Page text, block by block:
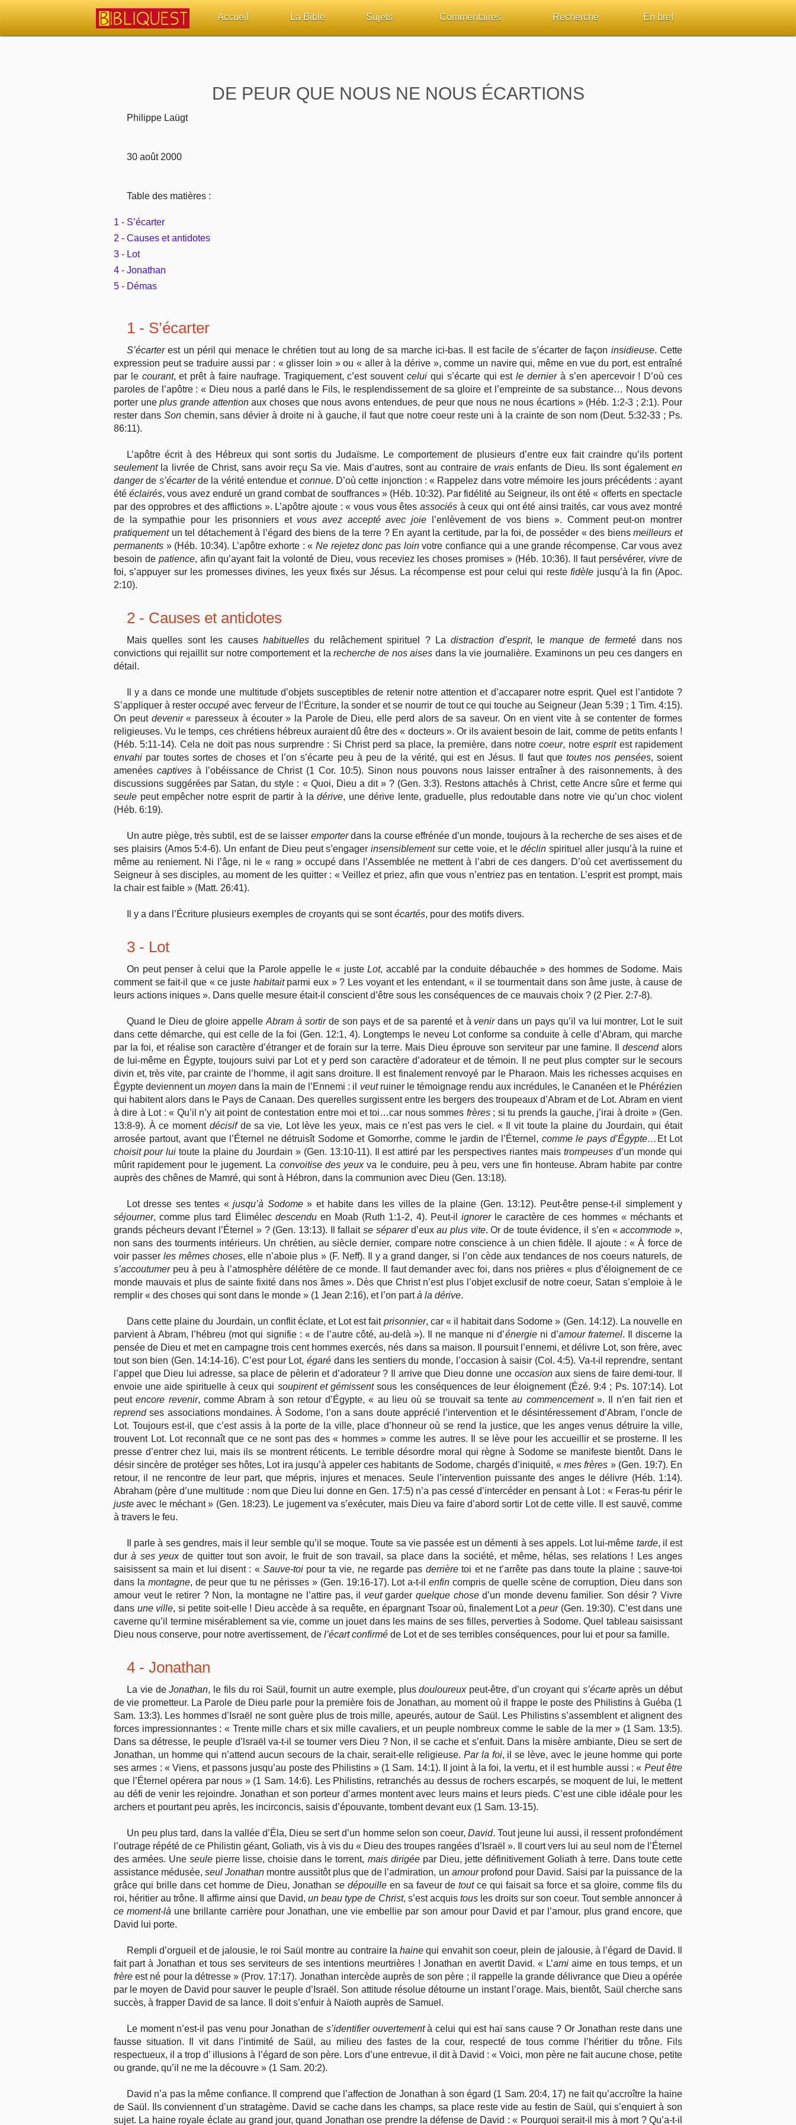
Accueil
Outils
La Bible Sujets
Sujets de A à Z
Commentaires Recherche En bref
DE PEUR QUE NOUS NE NOUS ÉCARTIONS
Philippe Laügt
Table des matières :
1 - S’écarter
2 - Causes et antidotes
3 - Lot
4 - Jonathan
5 - Démas
1 - S’écarter
S’écarterest un péril qui menace le chrétien tout au long de sa marche ici-bas. Il est facile de s’écarter de façon insidieuse. Cette
expression peut se traduire aussi par : « glisser loin » ou « aller à la dérive », comme un navire qui, même en vue du port, est entraîné
par le courant, et prêt à faire naufrage. Tragiquement, c’est souventcelui qui s’écarte qui estle dernierà s’en apercevoir ! D’où ces
paroles de l’apôtre : « Dieu nous a parlé dans le Fils, le resplendissement de sa gloire et l’empreinte de sa substance… Nous devons
porter uneplus grande attentionaux choses que nous avons entendues, de peur que nous ne nous écartions » (Héb. 1:2-3 ; 2:1). Pour
rester dans Sonchemin, sans dévier à droite ni à gauche, il faut que notre coeur reste uni à la crainte de son nom (Deut. 5:32-33 ; Ps.
86:11).
L’apôtre écrit à des Hébreux qui sont sortis du Judaïsme. Le comportement de plusieurs d’entre eux fait craindre qu’ils portent
seulementla livrée de Christ, sans avoir reçu Sa vie. Mais d’autres, sont au contraire de vrais enfants de Dieu. Ils sont égalementen
dangerde s’écarterde la vérité entendue et connue. D’où cette injonction : « Rappelez dans votre mémoire les jours précédents : ayant
étééclairés, vous avez enduré un grand combat de souffrances » (Héb. 10:32). Par fidélité au Seigneur, ils ont été « offerts en spectacle
par des opprobres et des afflictions ». L’apôtre ajoute : « vous vous êtes associésà ceux qui ont été ainsi traités, car vous avez montré
de la sympathie pour les prisonniers et vous avez accepté avec joiel’enlèvement de vos biens ». Comment peut-on montrer
pratiquementun tel détachement à l’égard des biens de la terre ? En ayant la certitude, par la foi, de posséder « des biensmeilleurs et
permanents » (Héb. 10:34). L’apôtre exhorte : «Ne rejetez donc pas loinvotre confiance qui a une grande récompense. Car vous avez
besoin de patience, afin qu’ayant fait la volonté de Dieu, vous receviez les choses promises » (Héb. 10:36). Il faut persévérer, vivre de
foi, s’appuyer sur les promesses divines, les yeux fixés sur Jésus. La récompense est pour celui qui restefidèle jusqu’à la fin (Apoc.
2:10).
2 - Causes et antidotes
Mais quelles sont les causes habituellesdu relâchement spirituel ? Ladistraction d’esprit, lemanque de fermeté dans nos
convictions qui rejaillit sur notre comportement et larecherche de nos aisesdans la vie journalière. Examinons un peu ces dangers en
détail.
Il y a dans ce monde une multitude d’objets susceptibles de retenir notre attention et d’accaparer notre esprit. Quel est l’antidote ?
S’appliquer à resteroccupé avec ferveur de l’Écriture, la sonder et se nourrir de tout ce qui touche au Seigneur (Jean 5:39 ; 1 Tim. 4:15).
On peut devenir« paresseux à écouter » la Parole de Dieu, elle perd alors de sa saveur. On en vient vite à se contenter de formes
religieuses. Vu le temps, ces chrétiens hébreux auraient dû être des « docteurs ». Or ils avaient besoin de lait, comme de petits enfants !
(Héb. 5:11-14). Cela ne doit pas nous surprendre : Si Christ perd sa place, la première, dans notrecoeur, notreespritest rapidement
envahi par toutes sortes de choses et l’on s’écarte peu à peu de la vérité, qui est en Jésus. Il faut quetoutes nos pensées, soient
amenées captivesà l’obéissance de Christ (1 Cor. 10:5). Sinon nous pouvons nous laisser entraîner à des raisonnements, à des
discussions suggérées par Satan, du style : « Quoi, Dieu a dit » ? (Gen. 3:3). Restons attachés à Christ, cette Ancre sûre et ferme qui
seule peut empêcher notre esprit de partir à ladérive, une dérive lente, graduelle, plus redoutable dans notre vie qu’un choc violent
(Héb. 6:19).
Un autre piège, très subtil, est de se laisser emporterdans la course effrénée d’un monde, toujours à la recherche de ses aises et de
ses plaisirs (Amos 5:4-6). Un enfant de Dieu peut s’engagerinsensiblementsur cette voie, et ledéclin spirituel aller jusqu’à la ruine et
même au reniement. Ni l’âge, ni le « rang » occupé dans l’Assemblée ne mettent à l’abri de ces dangers. D’où cet avertissement du
Seigneur à ses disciples, au moment de les quitter : « Veillez et priez, afin que vous n’entriez pas en tentation. L’esprit est prompt, mais
la chair est faible » (Matt. 26:41).
Il y a dans l’Écriture plusieurs exemples de croyants qui se sontécartés, pour des motifs divers.
3 - Lot
On peut penser à celui que la Parole appelle le « justeLot, accablé par la conduite débauchée » des hommes de Sodome. Mais
comment se fait-il que « ce juste habitaitparmi eux » ? Les voyant et les entendant, « il se tourmentait dans son âme juste, à cause de
leurs actions iniques ». Dans quelle mesure était-il conscient d’être sous les conséquences de ce mauvais choix ? (2 Pier. 2:7-8).
Quand le Dieu de gloire appelleAbram à sortirde son pays et de sa parenté et à venirdans un pays qu’il va lui montrer, Lot le suit
dans cette démarche, qui est celle de la foi (Gen. 12:1, 4). Longtemps le neveu Lot conforme sa conduite à celle d’Abram, qui marche
par la foi, et réalise son caractère d’étranger et de forain sur la terre. Mais Dieu éprouve son serviteur par une famine. Ildescendalors
de lui-même en Égypte, toujours suivi par Lot et y perd son caractère d’adorateur et de témoin. Il ne peut plus compter sur le secours
divin et, très vite, par crainte de l’homme, il agit sans droiture. Il est finalement renvoyé par le Pharaon. Mais les richesses acquises en
Égypte deviennent unmoyen dans la main de l’Ennemi : il veutruiner le témoignage rendu aux incrédules, le Cananéen et le Phérézien
qui habitent alors dans le Pays de Canaan. Des querelles surgissent entre les bergers des troupeaux d’Abram et de Lot. Abram en vient
à dire à Lot : « Qu’il n’y ait point de contestation entre moi et toi…car nous sommes frères; si tu prends la gauche, j’irai à droite » (Gen.
13:8-9). À ce moment décisif de sa vie, Lot lève les yeux, mais ce n’est pas vers le ciel. « Il vit toute la plaine du Jourdain, qui était
arrosée partout, avant que l’Éternel ne détruisît Sodome et Gomorrhe, comme le jardin de l’Éternel, comme le pays d’Égypte… Et Lot
choisit pour luitoute la plaine du Jourdain » (Gen. 13:10-11). Il est attiré par les perspectives riantes maistrompeuses d’un monde qui
mûrit rapidement pour le jugement. La convoitise des yeuxva le conduire, peu à peu, vers une fin honteuse. Abram habite par contre
auprès des chênes de Mamré, qui sont à Hébron, dans la communion avec Dieu (Gen. 13:18).
Lot dresse ses tentes «jusqu’à Sodome» et habite dans les villes de la plaine (Gen. 13:12). Peut-être pense-t-il simplement y
séjourner, comme plus tard Élimélec descenduen Moab (Ruth 1:1-2, 4). Peut-il ignorerle caractère de ces hommes « méchants et
grands pécheurs devant l’Éternel » ? (Gen. 13:13). Il fallaitse séparerd’euxau plus vite. Or de toute évidence, il s’en «accommode »,
non sans des tourments intérieurs. Un chrétien, au siècle dernier, compare notre conscience à un chien fidèle. Il ajoute : « À force de
voir passer les mêmes choses, elle n’aboie plus » (F. Neff). Il y a grand danger, si l’on cède aux tendances de nos coeurs naturels, de
s’accoutumerpeu à peu à l’atmosphère délétère de ce monde. Il faut demander avec foi, dans nos prières « plus d’éloignement de ce
monde mauvais et plus de sainte fixité dans nos âmes ». Dès que Christ n’est plus l’objet exclusif de notre coeur, Satan s’emploie à le
remplir « des choses qui sont dans le monde » (1 Jean 2:16), et l’on partà la dérive.
Dans cette plaine du Jourdain, un conflit éclate, et Lot est fait prisonnier, car « il habitait dans Sodome » (Gen. 14:12). La nouvelle en
parvient à Abram, l’hébreu (mot qui signifie : « de l’autre côté, au-delà »). Il ne manque ni d’énergieni d’amour fraternel. Il discerne la
pensée de Dieu et met en campagne trois cent hommes exercés, nés dans sa maison. Il poursuit l’ennemi, et délivre Lot, son frère, avec
tout son bien (Gen. 14:14-16). C’est pour Lot, égarédans les sentiers du monde, l’occasion à saisir (Col. 4:5). Va-t-il reprendre, sentant
l’appel que Dieu lui adresse, sa place de pèlerin et d’adorateur ? Il arrive que Dieu donne une occasionaux siens de faire demi-tour.
envoie une aide spirituelle à ceux qui soupirent et gémissentsous les conséquences de leur éloignement (Ézé. 9:4 ; Ps. 107:14). Lot
peutencore revenir, comme Abram à son retour d’Égypte, « au lieu où se trouvait sa tenteau commencement». Il n’en fait rien et
reprendses associations mondaines. À Sodome, l’on a sans doute apprécié l’intervention et le désintéressement d’Abram, l’oncle de
Lot. Toujours est-il, que c’est assis à la porte de la ville, place d’honneur où se rend la justice, que les anges venus détruire la ville,
trouvent Lot. Lot reconnaît que ce ne sont pas des « hommes » comme les autres. Il se lève pour les accueillir et se prosterne. Il les
presse d’entrer chez lui, mais ils se montrent réticents. Le terrible désordre moral qui règne à Sodome se manifeste bientôt. Dans le
désir sincère de protéger ses hôtes, Lot ira jusqu’à appeler ces habitants de Sodome, chargés d’iniquité, « mes frères » (Gen. 19:7). En
retour, il ne rencontre de leur part, que mépris, injures et menaces. Seule l’intervention puissante des anges le délivre (Héb. 1:14).
Abraham (père d’une multitude : nom que Dieu lui donne en Gen. 17:5) n’a pas cessé d’intercéder en pensant à Lot : « Feras-tu périr le
justeavec le méchant » (Gen. 18:23). Le jugement va s’exécuter, mais Dieu va faire d’abord sortir Lot de cette ville. Il est sauvé, comme
à travers le feu.
Il parle à ses gendres, mais il leur semble qu’il se moque. Toute sa vie passée est un démenti à ses appels. Lot lui-même tarde, il est
durà ses yeuxde quitter tout son avoir, le fruit de son travail, sa place dans la société, et même, hélas, ses relations ! Les anges
saisissent sa main et lui disent : «Sauve-toi pour ta vie, ne regarde pas derrièretoi et ne t’arrête pas dans toute la plaine ; sauve-toi
dans la montagne, de peur que tu ne périsses » (Gen. 19:16-17). Lot a-t-ilenfin compris de quelle scène de corruption, Dieu dans son
amour veut le retirer ? Non, la montagne ne l’attire pas, il veutgarderquelque chosed’un monde devenu familier. Son désir ? Vivre
dans une ville, si petite soit-elle ! Dieu accède à sa requête, en épargnant Tsoar où, finalement Lot apeur(Gen. 19:30). C’est dans une
caverne qu’il termine misérablement sa vie, comme un jouet dans les mains de ses filles, perverties à Sodome. Quel tableau saisissant
Dieu nous conserve, pour notre avertissement, de l’écart confirmé de Lot et de ses terribles conséquences, pour lui et pour sa famille.
4 - Jonathan
La vie deJonathan, le fils du roi Saül, fournit un autre exemple, plusdouloureuxpeut-être, d’un croyant qui s’écarteaprès un début
de vie prometteur. La Parole de Dieu parle pour la première fois de Jonathan, au moment où il frappe le poste des Philistins à Guéba (1
Sam. 13:3). Les hommes d’Israël ne sont guère plus de trois mille, apeurés, autour de Saül. Les Philistins s’assemblent et alignent des
forces impressionnantes : « Trente mille chars et six mille cavaliers, et un peuple nombreux comme le sable de la mer » (1 Sam. 13:5).
Dans sa détresse, le peuple d’lsraël va-t-il se tourner vers Dieu ? Non, il se cache et s’enfuit. Dans la misère ambiante, Dieu se sert de
Jonathan, un homme qui n’attend aucun secours de la chair, serait-elle religieuse. Par la foi, il se lève, avec le jeune homme qui porte
ses armes : « Viens, et passons jusqu’au poste des Philistins » (1 Sam. 14:1). Il joint à la foi, la vertu, et il est humble aussi : « Peut être
que l’Éternel opérera par nous » (1 Sam. 14:6). Les Philistins, retranchés au dessus de rochers escarpés, se moquent de lui, le mettent
au défi de venir les rejoindre. Jonathan et son porteur d’armes montent avec leurs mains et leurs pieds. C’est une cible idéale pour les
archers et pourtant peu après, les incirconcis, saisis d’épouvante, tombent devant eux (1 Sam. 13-15).
Un peu plus tard, dans la vallée d’Éla, Dieu se sert d’un homme selon son coeur,David. Tout jeune lui aussi, il ressent profondément
l’outrage répété de ce Philistin géant, Goliath, vis à vis du « Dieu des troupes rangées d’Israël ». Il court vers lui au seul nom de l’Éternel
des armées. Uneseule pierre lisse, choisie dans le torrent, mais dirigéepar Dieu, jette définitivement Goliath à terre. Dans toute cette
assistance médusée,seul Jonathan montre aussitôt plus que de l’admiration, un amourprofond pour David. Saisi par la puissance de la
grâce qui brille dans cet homme de Dieu, Jonathan se dépouilleen sa faveur detoutce qui faisait sa force et sa gloire, comme fils du
roi, héritier au trône. Il affirme ainsi que David,un beau type de Christ, s’est acquis tousles droits sur son coeur. Tout semble annoncerà
ce moment-là une brillante carrière pour Jonathan, une vie embellie par son amour pour David et par l’amour, plus grand encore, que
David lui porte.
Rempli d’orgueil et de jalousie, le roi Saül montre au contraire la haine qui envahit son coeur, plein de jalousie, à l’égard de David. Il
fait part à Jonathan et tous ses serviteurs de ses intentions meurtrières ! Jonathan en avertit David. « L’ami aime en tous temps, et un
frère est né pour la détresse » (Prov. 17:17). Jonathan intercède auprès de son père ; il rappelle la grande délivrance que Dieu a opérée
par le moyen de David pour sauver le peuple d’Israël. Son attitude résolue détourne un instant l’orage. Mais, bientôt, Saül cherche sans
succès, à frapper David de sa lance. Il doit s’enfuir à Naïoth auprès de Samuel.
Le moment n’est-il pas venu pour Jonathan de s’identifier ouvertementà celui qui est haï sans cause ? Or Jonathan reste dans une
fausse situation. Il vit dans l’intimité de Saül, au milieu des fastes de la cour, respecté de tous comme l’héritier du trône. Fils
respectueux, il a trop d’ illusions à l’égard de son père. Lors d’une entrevue, il dit à David : « Voici, mon père ne fait aucune chose, petite
ou grande, qu’il ne me la découvre » (1 Sam. 20:2).
David n’a pas la même confiance. Il comprend que l’affection de Jonathan à son égard (1 Sam. 20:4, 17) ne fait qu’accroître la haine
de Saül. Ils conviennent d’un stratagème. David se cache dans les champs, sa place reste vide au festin de Saül, qui s’enquiert à son
sujet. La haine royale éclate au grand jour, quand Jonathan ose prendre la défense de David : « Pourquoi serait-il mis à mort ? Qu’a-t-il